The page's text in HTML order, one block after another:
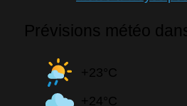
Prévisions météo
+23°C
+24°C